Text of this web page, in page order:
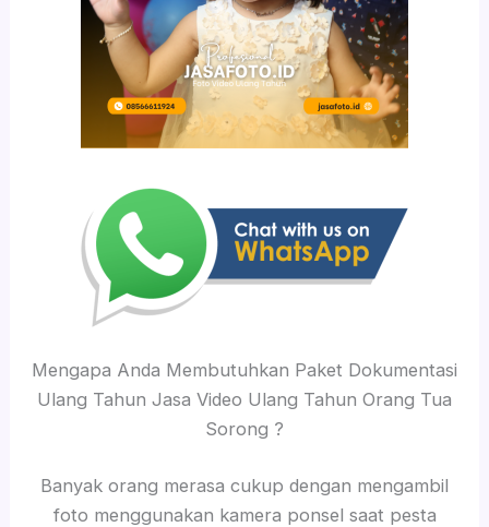
Mengapa Anda Membutuhkan Paket Dokumentasi
Ulang Tahun Jasa Video Ulang Tahun Orang Tua
Sorong ?
Banyak orang merasa cukup dengan mengambil
foto menggunakan kamera ponsel saat pesta